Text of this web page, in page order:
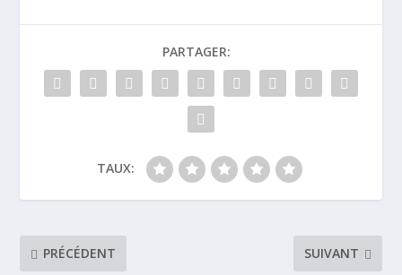
PARTAGER:
TAUX:
PRÉCÉDENT SUIVANT